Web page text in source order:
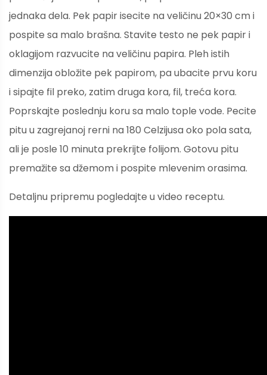
jednaka dela. Pek papir isecite na veličinu 20×30 cm i
pospite sa malo brašna. Stavite testo ne pek papir i
oklagijom razvucite na veličinu papira. Pleh istih
dimenzija obložite pek papirom, pa ubacite prvu koru
i sipajte fil preko, zatim druga kora, fil, treća kora.
Poprskajte poslednju koru sa malo tople vode. Pecite
pitu u zagrejanoj rerni na 180 Celzijusa oko pola sata,
ali je posle 10 minuta prekrijte folijom. Gotovu pitu
premažite sa džemom i pospite mlevenim orasima.
Detaljnu pripremu pogledajte u video receptu.